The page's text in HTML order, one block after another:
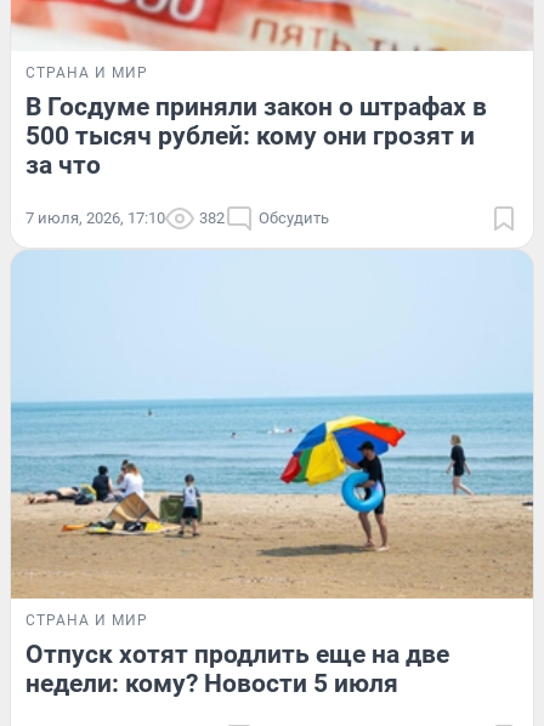
СТРАНА И МИР
В Госдуме приняли закон о штрафах в
500 тысяч рублей: кому они грозят и
за что
7 июля, 2026, 17:10 382 Обсудить
СТРАНА И МИР
Отпуск хотят продлить еще на две
недели: кому? Новости 5 июля